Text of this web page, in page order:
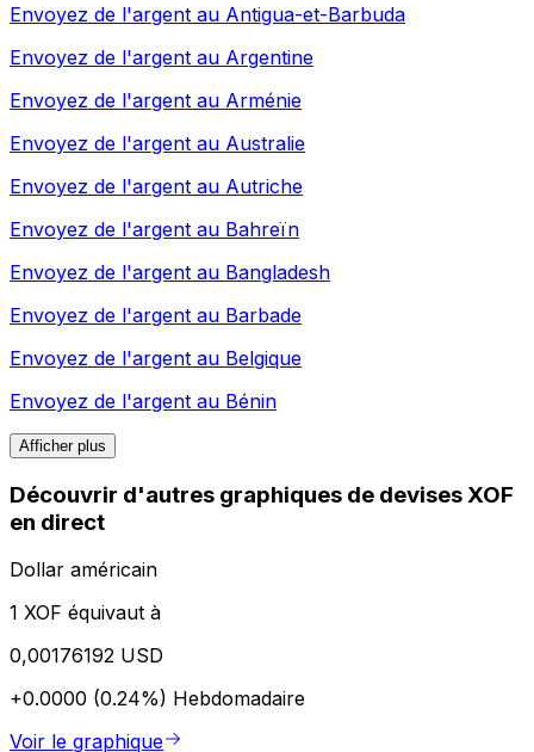
Envoyez de l'argent au Antigua-et-Barbuda
Envoyez de l'argent au Argentine
Envoyez de l'argent au Arménie
Envoyez de l'argent au Australie
Envoyez de l'argent au Autriche
Envoyez de l'argent au Bahreïn
Envoyez de l'argent au Bangladesh
Envoyez de l'argent au Barbade
Envoyez de l'argent au Belgique
Envoyez de l'argent au Bénin
Afficher plus
Découvrir d'autres graphiques de devises XOF
en direct
Dollar américain
1 XOF équivaut à
0,00176192 USD
+0.0000 (0.24%) Hebdomadaire
Voir le graphique